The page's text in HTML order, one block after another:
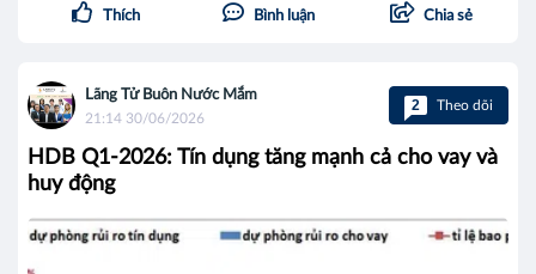
Thích Bình luận Chia sẻ
Lãng Tử Buôn Nước Mắm
21:14 30/06/2026
2 Theo dõi
HDB Q1-2026: Tín dụng tăng mạnh cả cho vay và
huy động